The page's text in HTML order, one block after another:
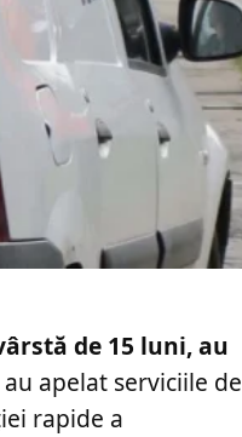
de 15 luni, au
apelat serviciile de
rapide a